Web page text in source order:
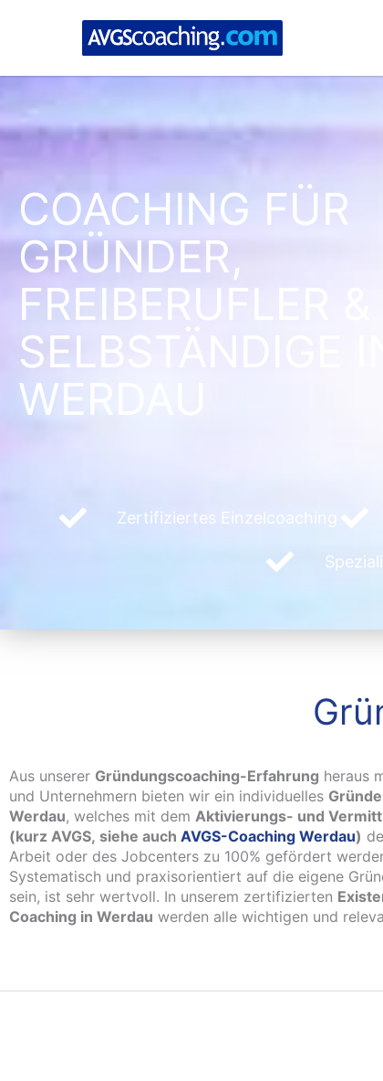
COACHING FÜR
GRÜNDER,
FREIBERUFLER &
SELBSTÄNDIGE IN
WERDAU
Zertifiziertes Einzelcoaching
Aus unserer Gründungscoaching-Erfahrung heraus
und Unternehmern bieten wir ein individuelles
Werdau, welches mit dem Aktivierungs- und
(kurz AVGS, siehe auch AVGS-Coaching Werdau)
Arbeit oder des Jobcenters zu 100% gefördert
Systematisch und praxisorientiert auf die eigene
sein, ist sehr wertvoll. In unserem zertifizierten
Coaching in Werdau werden alle wichtigen und